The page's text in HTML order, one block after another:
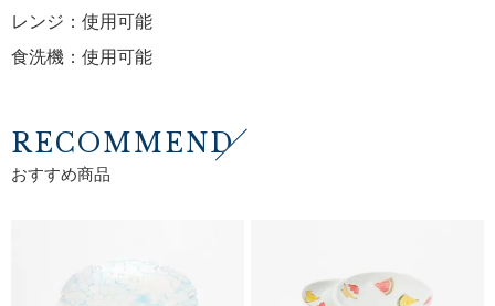
レンジ：使用可能
食洗機：使用可能
RECOMMEND
おすすめ商品